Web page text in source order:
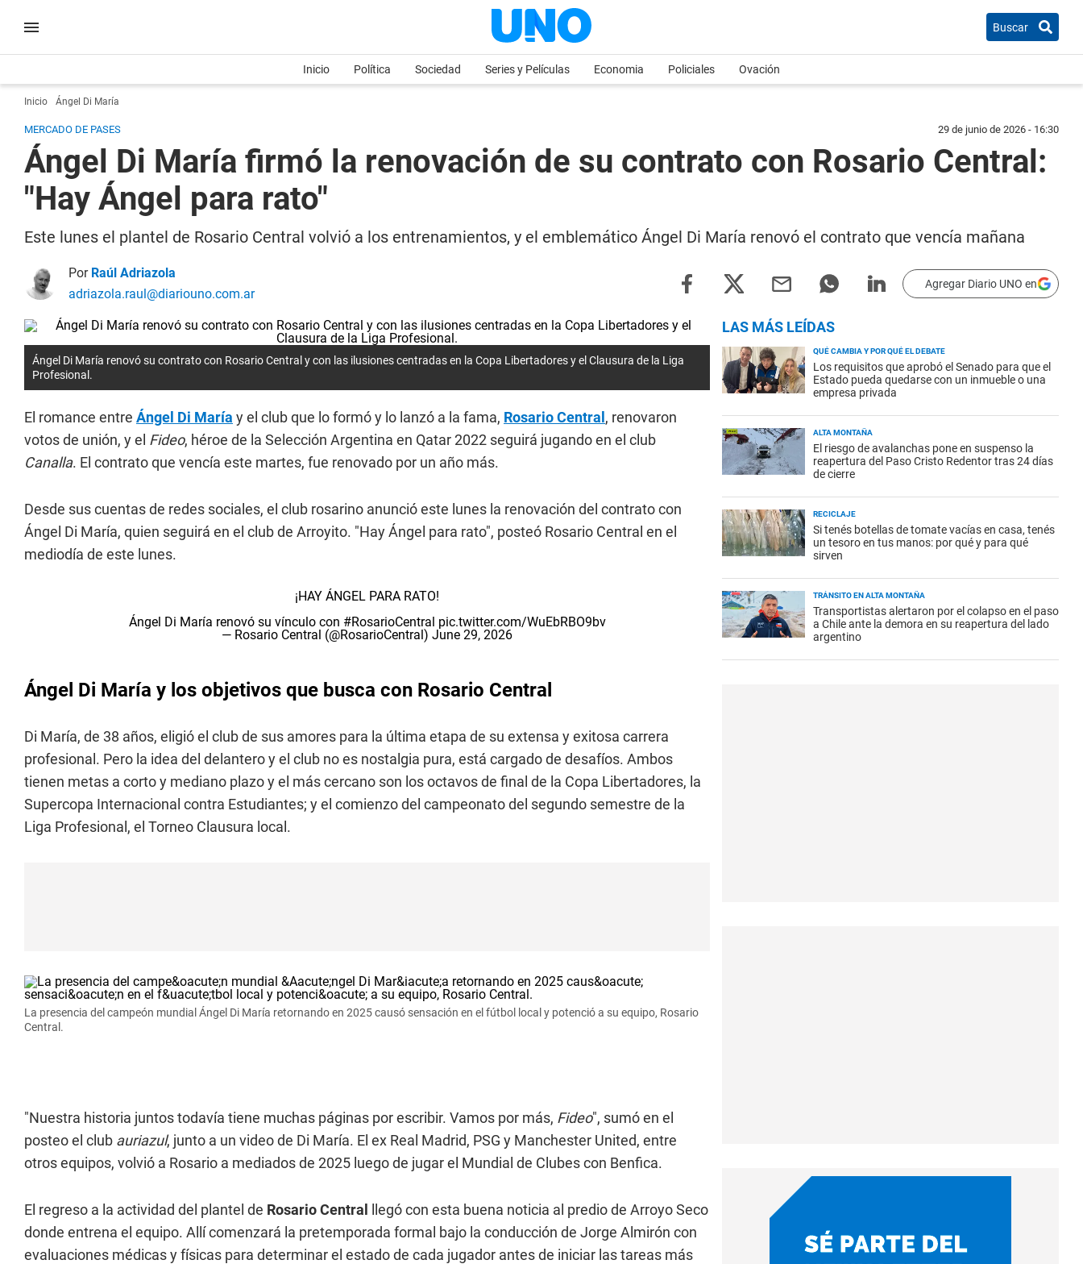
Buscar
Inicio Política Sociedad Series y Películas Economia Policiales Ovación
Inicio Ángel Di María
MERCADO DE PASES 29 de junio de 2026 - 16:30
Ángel Di María firmó la renovación de su contrato con Rosario Central:
"Hay Ángel para rato"
Este lunes el plantel de Rosario Central volvió a los entrenamientos, y el emblemático Ángel Di María renovó el contrato que vencía mañana
Por Raúl Adriazola
adriazola.raul@diariouno.com.ar
Agregar Diario UNO en
Ángel Di María renovó su contrato con Rosario Central y con las ilusiones centradas en la Copa Libertadores y el Clausura de la Liga
Profesional.
El romance entre Ángel Di María y el club que lo formó y lo lanzó a la fama, Rosario Central , renovaron
votos de unión, y el Fideo, héroe de la Selección Argentina en Qatar 2022 seguirá jugando en el club
Canalla. El contrato que vencía este martes, fue renovado por un año más.
Desde sus cuentas de redes sociales, el club rosarino anunció este lunes la renovación del contrato con
Ángel Di María, quien seguirá en el club de Arroyito. "Hay Ángel para rato", posteó Rosario Central en el
mediodía de este lunes.
¡HAY ÁNGEL PARA RATO!
Ángel Di María renovó su vínculo con #RosarioCentral pic.twitter.com/WuEbRBO9bv
— Rosario Central (@RosarioCentral) June 29, 2026
Ángel Di María y los objetivos que busca con Rosario Central
Di María, de 38 años, eligió el club de sus amores para la última etapa de su extensa y exitosa carrera
profesional. Pero la idea del delantero y el club no es nostalgia pura, está cargado de desafíos. Ambos
tienen metas a corto y mediano plazo y el más cercano son los octavos de final de la Copa Libertadores, la
Supercopa Internacional contra Estudiantes; y el comienzo del campeonato del segundo semestre de la
Liga Profesional, el Torneo Clausura local.
La presencia del campeón mundial Ángel Di María retornando en 2025 causó sensación en el fútbol local y potenció a su equipo, Rosario
Central.
"Nuestra historia juntos todavía tiene muchas páginas por escribir. Vamos por más, Fideo", sumó en el
posteo el club auriazul, junto a un video de Di María. El ex Real Madrid, PSG y Manchester United, entre
otros equipos, volvió a Rosario a mediados de 2025 luego de jugar el Mundial de Clubes con Benfica.
El regreso a la actividad del plantel de Rosario Central
llegó con esta buena noticia al predio de Arroyo Seco
donde entrena el equipo. Allí comenzará la pretemporada formal bajo la conducción de Jorge Almirón con
evaluaciones médicas y físicas para determinar el estado de cada jugador antes de iniciar las tareas más
LAS MÁS LEÍDAS
QUÉ CAMBIA Y POR QUÉ EL DEBATE
Los requisitos que aprobó el Senado para que el
Estado pueda quedarse con un inmueble o una
empresa privada
ALTA MONTAÑA
El riesgo de avalanchas pone en suspenso la
reapertura del Paso Cristo Redentor tras 24 días
de cierre
RECICLAJE
Si tenés botellas de tomate vacías en casa, tenés
un tesoro en tus manos: por qué y para qué
sirven
TRÁNSITO EN ALTA MONTAÑA
Transportistas alertaron por el colapso en el paso
a Chile ante la demora en su reapertura del lado
argentino